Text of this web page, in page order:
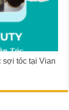
sợi tóc tại Vian